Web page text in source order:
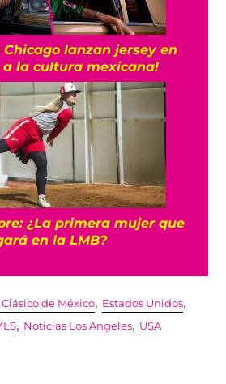
Chicago lanzan jersey en
a la cultura mexicana!
¿La primera mujer que
en la LMB?
Clásico de México, Estados Unidos,
, Noticias Los Angeles, USA